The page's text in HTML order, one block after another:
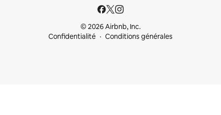
© 2026 Airbnb, Inc.
Confidentialité
Conditions générales